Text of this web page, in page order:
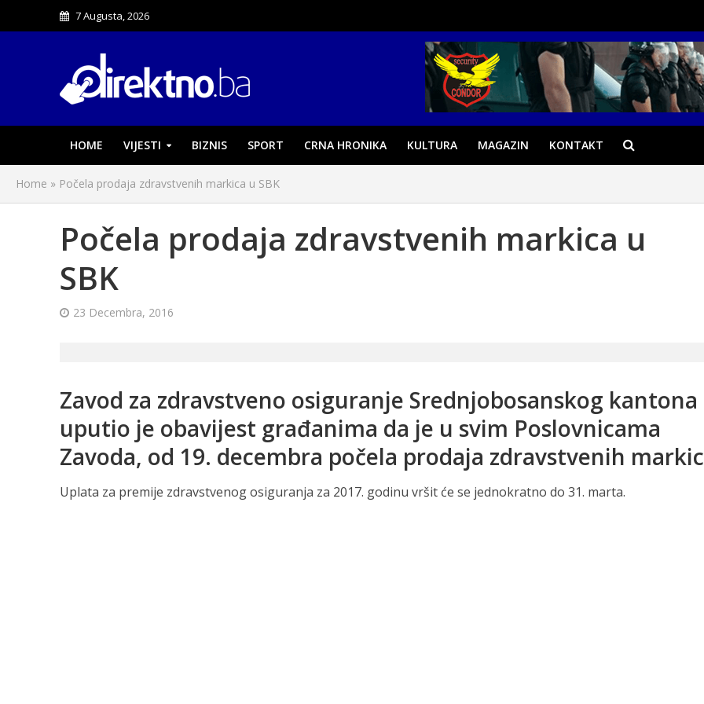
7 Augusta, 2026
HOME VIJESTI BIZNIS SPORT CRNA HRONIKA KULTURA MAGAZIN KONTAKT
Home » Počela prodaja zdravstvenih markica u SBK
Počela prodaja zdravstvenih markica u
SBK
23 Decembra, 2016
Zavod za zdravstveno osiguranje Srednjobosanskog kantona
uputio je obavijest građanima da je u svim Poslovnicama
Zavoda, od 19. decembra počela prodaja zdravstvenih
Uplata za premije zdravstvenog osiguranja za 2017. godinu vršit će se jednokratno do 31. marta.